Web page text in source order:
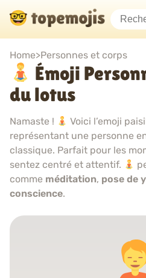
Home>Personnes et corps
Émoji
du lotus
Namaste !
Voici l’emoji
représentant une personne
classique. Parfait pour les
sentez centré et attentif.
comme méditation, pose de
conscience.